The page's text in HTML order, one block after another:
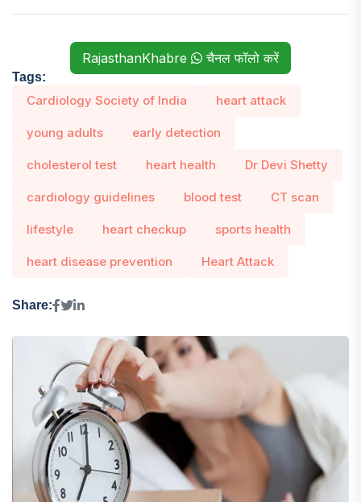
RajasthanKhabre चैनल फॉलो करें
Tags:
Cardiology Society of India heart attack
young adults early detection
cholesterol test heart health Dr Devi Shetty
cardiology guidelines blood test CT scan
lifestyle heart checkup sports health
heart disease prevention Heart Attack
Share: